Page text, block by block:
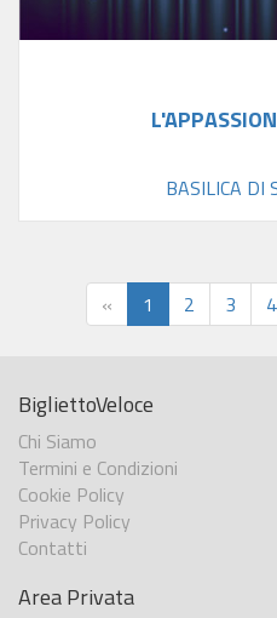
BASILICA DI
« 1 2 3 4
BigliettoVeloce
Chi Siamo
Termini e Condizioni
Cookie Policy
Privacy Policy
Contatti
Area Privata